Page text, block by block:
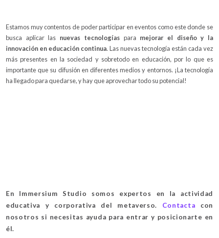
Estamos muy contentos de poder participar en eventos como este donde se
busca aplicar las nuevas tecnologíaspara mejorar el diseño y la
innovación en educación continua. Las nuevas tecnología están cada vez
más presentes en la sociedad y sobretodo en educación, por lo que es
importante que su difusión en diferentes medios y entornos. ¡La tecnología
ha llegado para quedarse, y hay que aprovechar todo su potencial!
En Immersium Studio somos expertos en la actividad
educativa y corporativa del metaverso. Contacta con
nosotros si necesitas ayuda para entrar y posicionarte en
él.